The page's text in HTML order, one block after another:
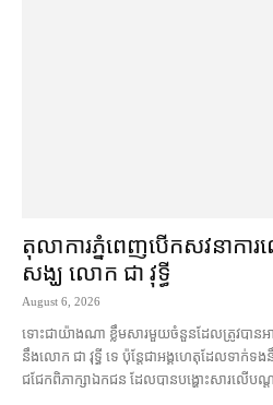
តុលាការ​ភ្នំពេញ​​បើកសវនាក
សង្ឃ លោក ជា វុទ្ធី
August 6, 2026
ទោះជា​យ៉ាងណា ខ្លឹមសារ​មួយចំនួន​ដែល​ត្រូវ​បាន​អ
នឹង​លោក ជា វុទ្ធី ទេ ប៉ុន្តែ​ជា​អង្គ​ហេតុ​ដែល​ទាក់
ជជែក​ពិភាក្សា​ឯកជន ដែល​បាន​បង្ហោះ​សា​រលើ​ប